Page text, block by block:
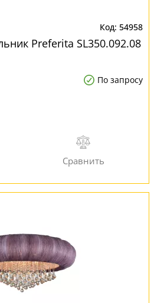
54958
Preferita SL350.092.08
По запросу